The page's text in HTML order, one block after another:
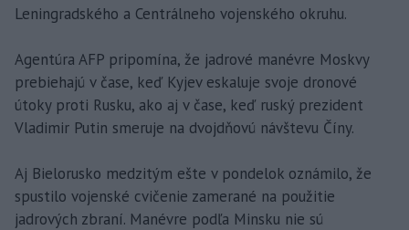
Leningradského a Centrálneho vojenského okruhu.
Agentúra AFP pripomína, že jadrové manévre Moskvy
prebiehajú v čase, keď Kyjev eskaluje svoje dronové
útoky proti Rusku, ako aj v čase, keď ruský prezident
Vladimir Putin smeruje na dvojdňovú návštevu Číny.
Aj Bielorusko medzitým ešte v pondelok oznámilo, že
spustilo vojenské cvičenie zamerané na použitie
jadrových zbraní. Manévre podľa Minsku nie sú